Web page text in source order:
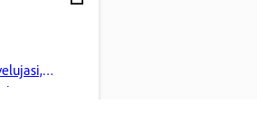
muuta.